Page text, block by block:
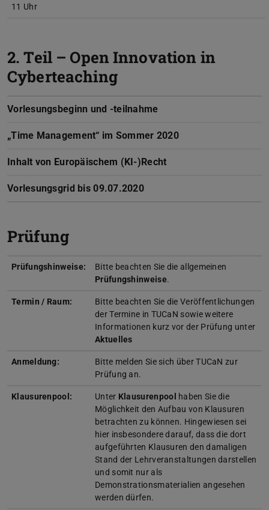
11 Uhr
2. Teil – Open Innovation in
Cyberteaching
Vorlesungsbeginn und -teilnahme
„Time Management“ im Sommer 2020
Inhalt von Europäischem (KI-)Recht
Vorlesungsgrid bis 09.07.2020
Prüfung
Prüfungshinweise:
Bitte beachten Sie die allgemeinen
Prüfungshinweise.
Termin / Raum:
Bitte beachten Sie die Veröffentlichungen
der Termine in TUCaN sowie weitere
Informationen kurz vor der Prüfung unter
Aktuelles
Anmeldung:
Bitte melden Sie sich über TUCaN zur
Prüfung an.
Klausurenpool: Unter Klausurenpool
haben Sie die
Möglichkeit den Aufbau von Klausuren
betrachten zu können. Hingewiesen sei
hier insbesondere darauf, dass die dort
aufgeführten Klausuren den damaligen
Stand der Lehrveranstaltungen darstellen
und somit nur als
Demonstrationsmaterialien angesehen
werden dürfen.